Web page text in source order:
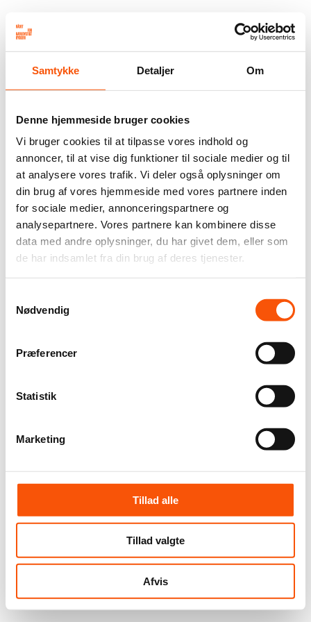
Samtykke Detaljer Om
Denne hjemmeside bruger cookies
Vi bruger cookies til at tilpasse vores indhold og
annoncer, til at vise dig funktioner til sociale medier og til
at analysere vores trafik. Vi deler også oplysninger om
din brug af vores hjemmeside med vores partnere inden
for sociale medier, annonceringspartnere og
analysepartnere. Vores partnere kan kombinere disse
data med andre oplysninger, du har givet dem, eller som
de har indsamlet fra din brug af deres tjenester.
Nødvendig
Præferencer
Statistik
Marketing
Tillad alle
Tillad valgte
Afvis